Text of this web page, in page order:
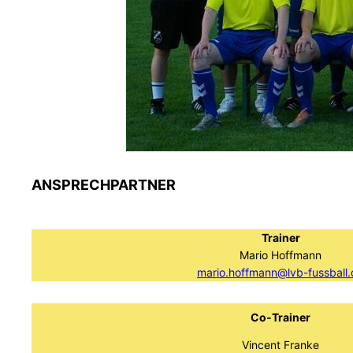
ANSPRECHPARTNER
Trainer
Mario Hoffmann
mario.hoffmann@lvb-
Co-Trainer
Vincent Franke